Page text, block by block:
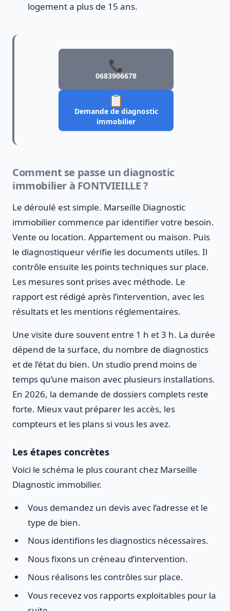
logement a plus de 15 ans.
📞
0683906678
📋
Demande de diagnostic
immobilier
Comment se passe un diagnostic
immobilier à FONTVIEILLE ?
Le déroulé est simple. Marseille Diagnostic
immobilier commence par identifier votre besoin.
Vente ou location. Appartement ou maison. Puis
le diagnostiqueur vérifie les documents utiles. Il
contrôle ensuite les points techniques sur place.
Les mesures sont prises avec méthode. Le
rapport est rédigé après l’intervention, avec les
résultats et les mentions réglementaires.
Une visite dure souvent entre 1 h et 3 h. La durée
dépend de la surface, du nombre de diagnostics
et de l’état du bien. Un studio prend moins de
temps qu’une maison avec plusieurs installations.
En 2026, la demande de dossiers complets reste
forte. Mieux vaut préparer les accès, les
compteurs et les plans si vous les avez.
Les étapes concrètes
Voici le schéma le plus courant chez Marseille
Diagnostic immobilier.
Vous demandez un devis avec l’adresse et le
type de bien.
Nous identifions les diagnostics nécessaires.
Nous fixons un créneau d’intervention.
Nous réalisons les contrôles sur place.
Vous recevez vos rapports exploitables pour la